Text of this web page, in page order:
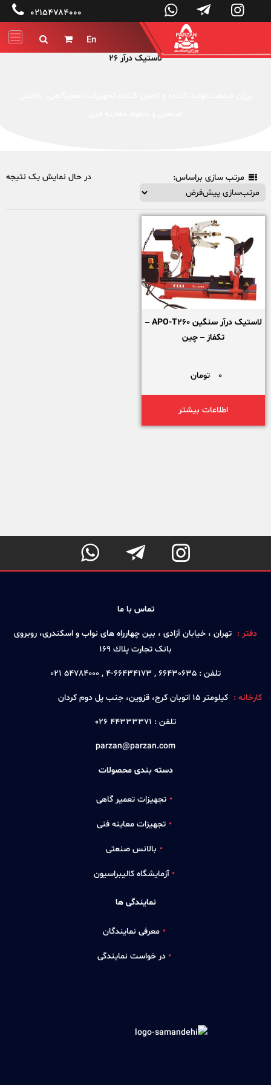



 ۰۲۱۵۴۷۸۴۰۰۰
En


لاستیک درآر 26
در حال نمایش یک نتیجه  مرتب سازی براساس:
لاستیک درآر سنگین APO-T260 –
تکفاز – چین
0 تومان
اطلاعات بیشتر



تماس با ما
دفتر : تهران ، خيابان آزادی ، بين چهارراه های نواب و اسكندری، روبروی
بانک تجارت پلاك 169
تلفن : 66430635 , 66434173-4 , 54784000 021
کارخانه : كيلومتر 15 اتوبان كرج، قزوين، جنب پل دوم كردان
تلفن : 44333371 026
parzan@parzan.com
دسته بندی محصولات
تجهیزات تعمیر گاهی
تجهیزات معاینه فنی
بالانس صنعتی
آزمایشگاه کالیبراسیون
نمایندگی ها
معرفی نمایندگان
در خواست نمایندگی